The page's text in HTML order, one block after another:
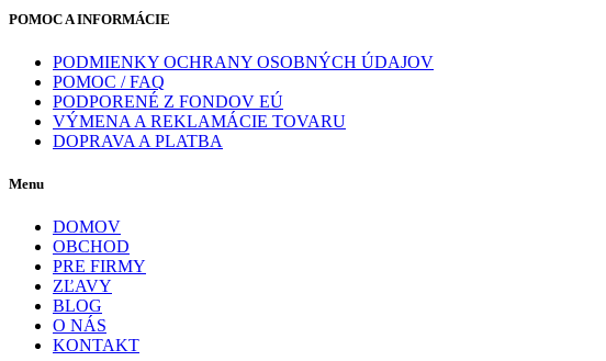
POMOC A INFORMÁCIE
PODMIENKY OCHRANY OSOBNÝCH ÚDAJOV
POMOC / FAQ
PODPORENÉ Z FONDOV EÚ
VÝMENA A REKLAMÁCIE TOVARU
DOPRAVA A PLATBA
Menu
DOMOV
OBCHOD
PRE FIRMY
ZĽAVY
BLOG
O NÁS
KONTAKT